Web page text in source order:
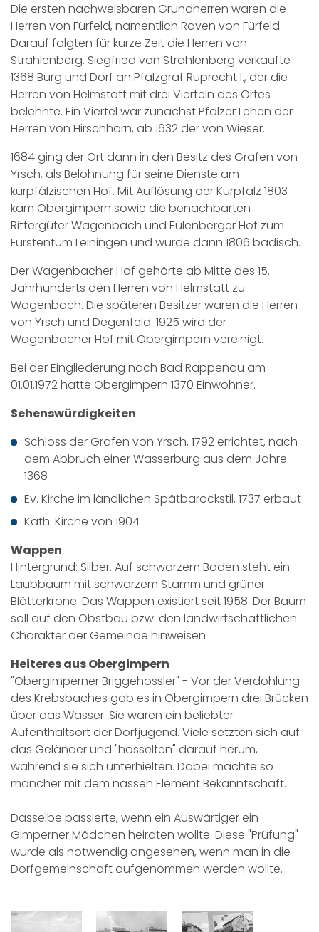
Die ersten nachweisbaren Grundherren waren die
Herren von Fürfeld, namentlich Raven von Fürfeld.
Darauf folgten für kurze Zeit die Herren von
Strahlenberg. Siegfried von Strahlenberg verkaufte
1368 Burg und Dorf an Pfalzgraf Ruprecht I., der die
Herren von Helmstatt mit drei Vierteln des Ortes
belehnte. Ein Viertel war zunächst Pfälzer Lehen der
Herren von Hirschhorn, ab 1632 der von Wieser.
1684 ging der Ort dann in den Besitz des Grafen von
Yrsch, als Belohnung für seine Dienste am
kurpfälzischen Hof. Mit Auflösung der Kurpfalz 1803
kam Obergimpern sowie die benachbarten
Rittergüter Wagenbach und Eulenberger Hof zum
Fürstentum Leiningen und wurde dann 1806 badisch.
Der Wagenbacher Hof gehörte ab Mitte des 15.
Jahrhunderts den Herren von Helmstatt zu
Wagenbach. Die späteren Besitzer waren die Herren
von Yrsch und Degenfeld. 1925 wird der
Wagenbacher Hof mit Obergimpern vereinigt.
Bei der Eingliederung nach Bad Rappenau am
01.01.1972 hatte Obergimpern 1370 Einwohner.
Sehenswürdigkeiten
Schloss der Grafen von Yrsch, 1792 errichtet, nach
dem Abbruch einer Wasserburg aus dem Jahre
1368
Ev. Kirche im ländlichen Spätbarockstil, 1737 erbaut
Kath. Kirche von 1904
Wappen
Hintergrund: Silber. Auf schwarzem Boden steht ein
Laubbaum mit schwarzem Stamm und grüner
Blätterkrone. Das Wappen existiert seit 1958. Der Baum
soll auf den Obstbau bzw. den landwirtschaftlichen
Charakter der Gemeinde hinweisen
Heiteres aus Obergimpern
"Obergimperner Briggehossler" - Vor der Verdohlung
des Krebsbaches gab es in Obergimpern drei Brücken
über das Wasser. Sie waren ein beliebter
Aufenthaltsort der Dorfjugend. Viele setzten sich auf
das Geländer und "hosselten" darauf herum,
während sie sich unterhielten. Dabei machte so
mancher mit dem nassen Element Bekanntschaft.
Dasselbe passierte, wenn ein Auswärtiger ein
Gimperner Mädchen heiraten wollte. Diese "Prüfung"
wurde als notwendig angesehen, wenn man in die
Dorfgemeinschaft aufgenommen werden wollte.